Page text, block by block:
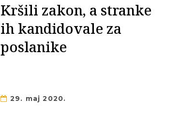
Kršili zakon, a stranke
ih kandidovale za
poslanike
29. maj 2020.